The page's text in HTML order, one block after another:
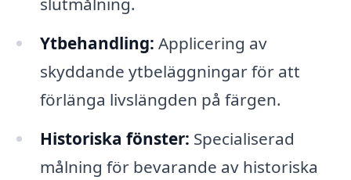
Ytbehandling: Applicering av
skyddande ytbeläggningar för att
förlänga livslängden på färgen.
Historiska fönster: Specialiserad
målning för bevarande av historiska